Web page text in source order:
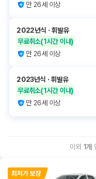
만 26세 이상
2022년식 ㆍ휘발유
무료취소(1시간 이내)
만 26세 이상
2023년식 ㆍ휘발유
무료취소(1시간 이내)
만 26세 이상
이외 1개